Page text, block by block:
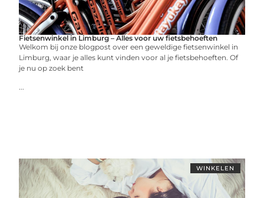
Fietsenwinkel in Limburg – Alles voor uw fietsbehoeften
Welkom bij onze blogpost over een geweldige fietsenwinkel in
Limburg, waar je alles kunt vinden voor al je fietsbehoeften. Of
je nu op zoek bent
...
WINKELEN